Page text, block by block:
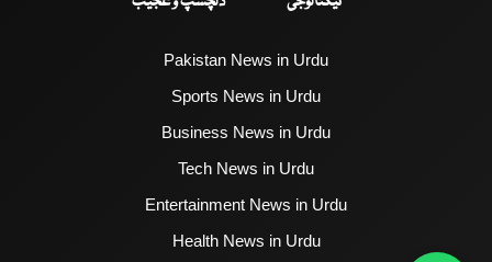
Pakistan News in Urdu
Sports News in Urdu
Business News in Urdu
Tech News in Urdu
Entertainment News in Urdu
Health News in Urdu